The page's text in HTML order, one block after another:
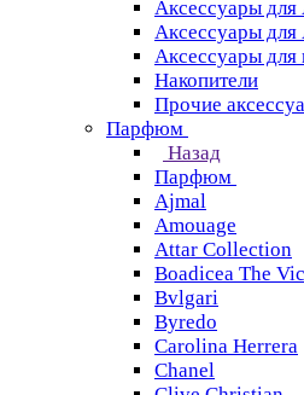
Аксессуары для
Аксессуары
Аксессуары для
Накопители
Прочие
Парфюм
Назад
Парфюм
Ajmal
Amouage
Attar Collection
Boadicea The
Bvlgari
Byredo
Carolina Herrera
Chanel